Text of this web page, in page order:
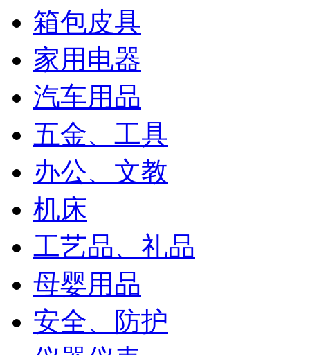
箱包皮具
家用电器
汽车用品
五金、工具
办公、文教
机床
工艺品、礼品
母婴用品
安全、防护